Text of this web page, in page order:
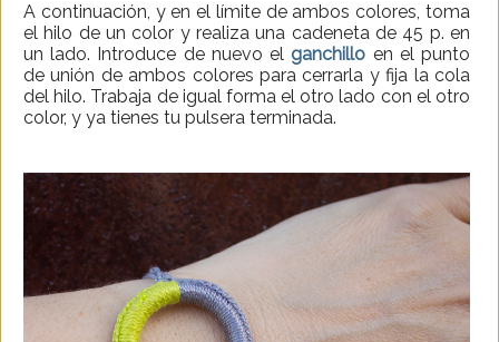
A continuación, y en el límite de ambos colores, toma
el hilo de un color y realiza una cadeneta de 45 p. en
un lado. Introduce de nuevo el ganchillo en el punto
de unión de ambos colores para cerrarla y fija la cola
del hilo. Trabaja de igual forma el otro lado con el otro
color, y ya tienes tu pulsera terminada.